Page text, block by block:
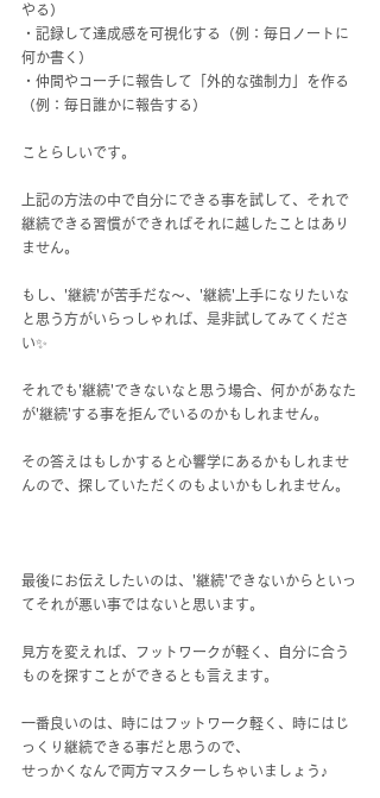
やる）
・記録して達成感を可視化する（例：毎日ノートに
何か書く）
・仲間やコーチに報告して「外的な強制力」を作る
（例：毎日誰かに報告する）
ことらしいです。
上記の方法の中で自分にできる事を試して、それで
継続できる習慣ができればそれに越したことはあり
ません。
もし、'継続'が苦手だな～、'継続'上手になりたいな
と思う方がいらっしゃれば、是非試してみてくださ
い✨
それでも'継続'できないなと思う場合、何かがあなた
が'継続'する事を拒んでいるのかもしれません。
その答えはもしかすると心響学にあるかもしれませ
んので、探していただくのもよいかもしれません。
最後にお伝えしたいのは、'継続'できないからといっ
てそれが悪い事ではないと思います。
見方を変えれば、フットワークが軽く、自分に合う
ものを探すことができるとも言えます。
一番良いのは、時にはフットワーク軽く、時にはじ
っくり継続できる事だと思うので、
せっかくなんで両方マスターしちゃいましょう♪